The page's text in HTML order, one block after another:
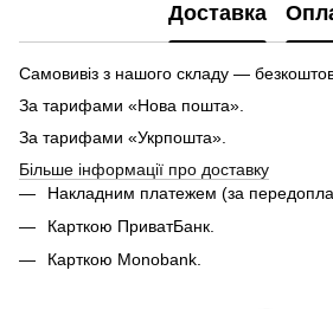
Доставка
Самовивіз з нашого складу —
За тарифами «Нова пошта».
За тарифами «Укрпошта».
Більше інформації про доставку
Накладним платежем (за
Карткою ПриватБанк.
Карткою Monobank.